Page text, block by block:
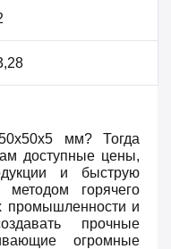
мм? Тогда
доступные цены,
и быструю
методом горячего
промышленности и
прочные
огромные